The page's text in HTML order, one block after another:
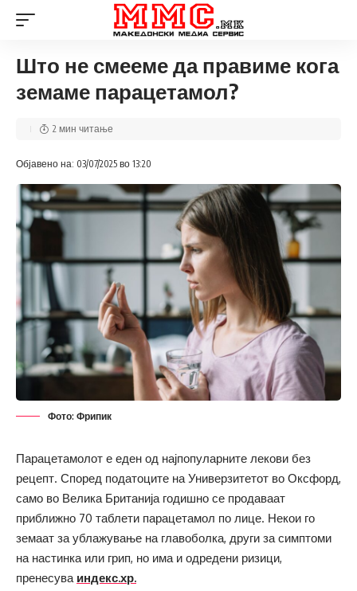
Што не смееме да правиме кога
земаме парацетамол?
Објавено на: 03/07/2025 во 13:20
2 мин читање
Фото: Фрипик
Парацетамолот е еден од најпопуларните лекови без
рецепт. Според податоците на Универзитетот во Оксфорд,
само во Велика Британија годишно се продаваат
приближно 70 таблети парацетамол по лице. Некои го
земаат за ублажување на главоболка, други за симптоми
на настинка или грип, но има и одредени ризици,
пренесува индекс.хр.